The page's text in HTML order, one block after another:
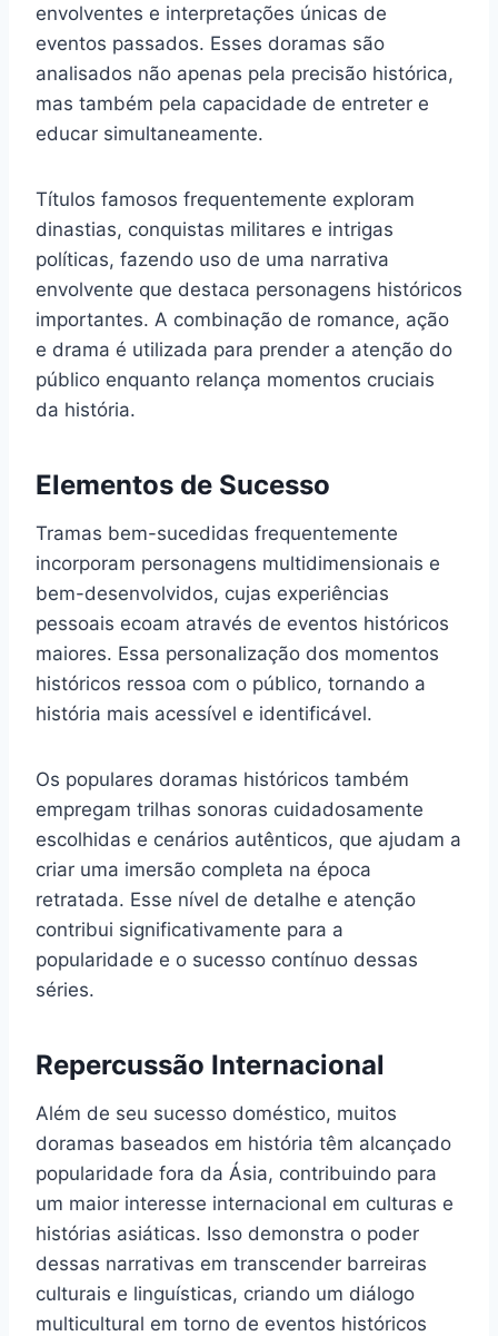
envolventes e interpretações únicas de
eventos passados. Esses doramas são
analisados não apenas pela precisão histórica,
mas também pela capacidade de entreter e
educar simultaneamente.
Títulos famosos frequentemente exploram
dinastias, conquistas militares e intrigas
políticas, fazendo uso de uma narrativa
envolvente que destaca personagens históricos
importantes. A combinação de romance, ação
e drama é utilizada para prender a atenção do
público enquanto relança momentos cruciais
da história.
Elementos de Sucesso
Tramas bem-sucedidas frequentemente
incorporam personagens multidimensionais e
bem-desenvolvidos, cujas experiências
pessoais ecoam através de eventos históricos
maiores. Essa personalização dos momentos
históricos ressoa com o público, tornando a
história mais acessível e identificável.
Os populares doramas históricos também
empregam trilhas sonoras cuidadosamente
escolhidas e cenários autênticos, que ajudam a
criar uma imersão completa na época
retratada. Esse nível de detalhe e atenção
contribui significativamente para a
popularidade e o sucesso contínuo dessas
séries.
Repercussão Internacional
Além de seu sucesso doméstico, muitos
doramas baseados em história têm alcançado
popularidade fora da Ásia, contribuindo para
um maior interesse internacional em culturas e
histórias asiáticas. Isso demonstra o poder
dessas narrativas em transcender barreiras
culturais e linguísticas, criando um diálogo
multicultural em torno de eventos históricos